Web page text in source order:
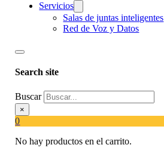
Servicios
Salas de juntas inteligentes
Red de Voz y Datos
Search site
Buscar
×
0
No hay productos en el carrito.